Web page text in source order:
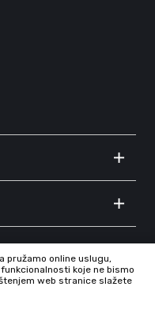
pružamo online uslugu,
koje ne bismo
web stranice slažete